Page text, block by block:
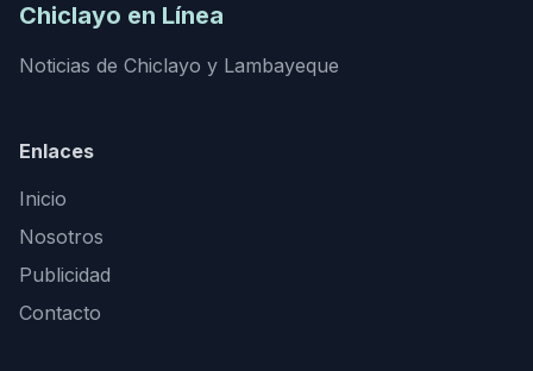
Chiclayo en Línea
Noticias de Chiclayo y Lambayeque
Enlaces
Inicio
Nosotros
Publicidad
Contacto